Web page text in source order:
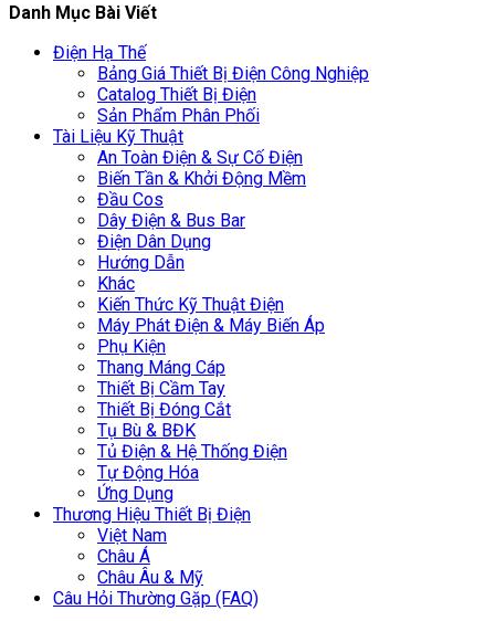
Danh Mục Bài Viết
Điện Hạ Thế
Bảng Giá Thiết Bị Điện Công Nghiệp
Catalog Thiết Bị Điện
Sản Phẩm Phân Phối
Tài Liệu Kỹ Thuật
An Toàn Điện & Sự Cố Điện
Biến Tần & Khởi Động Mềm
Đầu Cos
Dây Điện & Bus Bar
Điện Dân Dụng
Hướng Dẫn
Khác
Kiến Thức Kỹ Thuật Điện
Máy Phát Điện & Máy Biến Áp
Phụ Kiện
Thang Máng Cáp
Thiết Bị Cầm Tay
Thiết Bị Đóng Cắt
Tụ Bù & BĐK
Tủ Điện & Hệ Thống Điện
Tự Động Hóa
Ứng Dụng
Thương Hiệu Thiết Bị Điện
Việt Nam
Châu Á
Châu Âu & Mỹ
Câu Hỏi Thường Gặp (FAQ)